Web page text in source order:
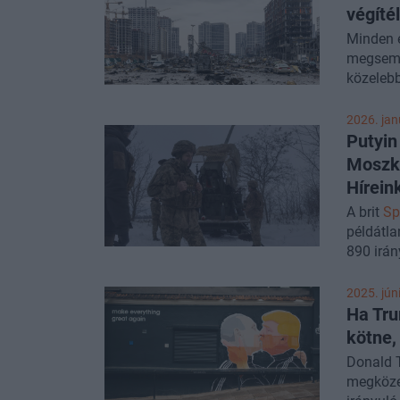
Minden
2026.
A brit
890
célba
döntés
szerint
2025.
Ha
Donald